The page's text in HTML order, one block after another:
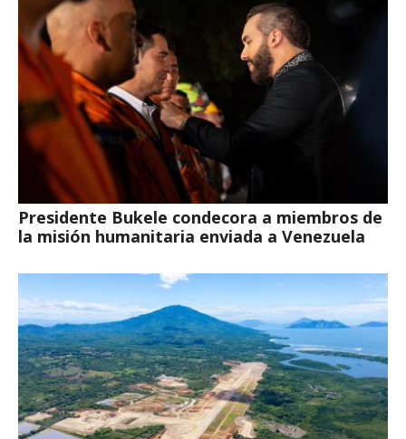
Presidente Bukele condecora a miembros de
la misión humanitaria enviada a Venezuela